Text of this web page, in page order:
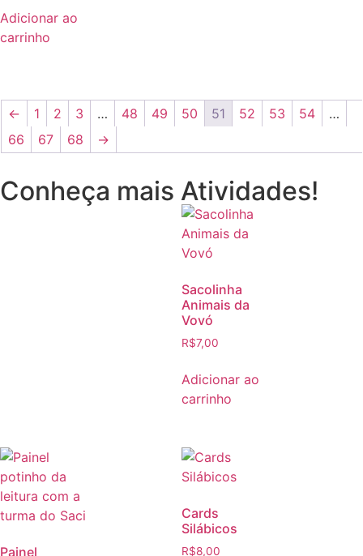
Adicionar ao
carrinho
← 1 2 3 … 48 49 50 51 52 53 54
…
66
67 68 →
Conheça mais Atividades!
Sacolinha
Animais da
Vovó
R$7,00
Adicionar ao
carrinho
Painel
Cards
Silábicos
R$8,00